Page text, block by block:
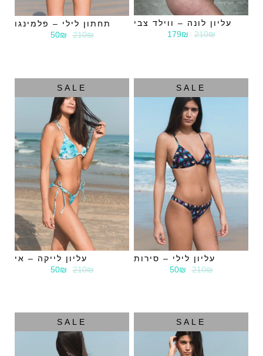
עליון לונה – ווילד צבי
210₪
179₪
תחתון לילי – פלמינגו
210₪
50₪
SALE
עליון לילי – סירות
210₪
50₪
SALE
עליון לייקה – אי
210₪
50₪
SALE
SALE